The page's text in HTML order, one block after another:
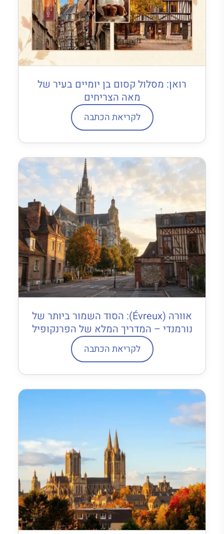
רואן: מסלול קסום בן יומיים בעיר של
מאה הצריחים
לקריאת הכתבה
אוורה (Évreux): הסוד השמור ביותר של
נורמנדי – המדריך המלא של הפרנקופיל
לקריאת הכתבה